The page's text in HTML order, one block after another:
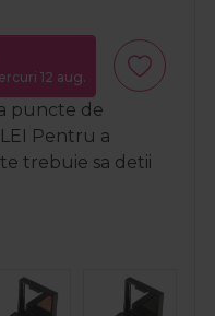
12 aug.
puncte de
LEI Pentru a
trebuie sa detii